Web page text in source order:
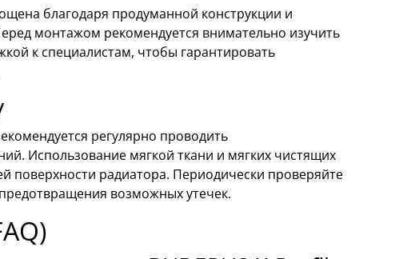
благодаря продуманной конструкции и
монтажом рекомендуется внимательно изучить
к специалистам, чтобы гарантировать
регулярно проводить
Использование мягкой ткани и мягких чистящих
поверхности радиатора. Периодически проверяйте
возможных утечек.